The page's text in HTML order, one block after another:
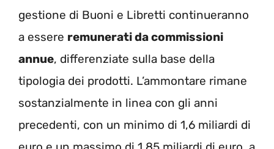
gestione di Buoni e Libretti continueranno
a essere remunerati da commissioni
annue, differenziate sulla base della
tipologia dei prodotti. L’ammontare rimane
sostanzialmente in linea con gli anni
precedenti, con un minimo di 1,6 miliardi di